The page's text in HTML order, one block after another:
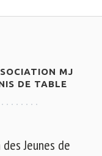
MJ
DE TABLE
Jeunes de